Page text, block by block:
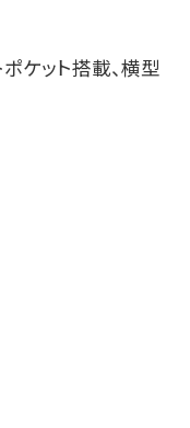
ケット搭載、横型